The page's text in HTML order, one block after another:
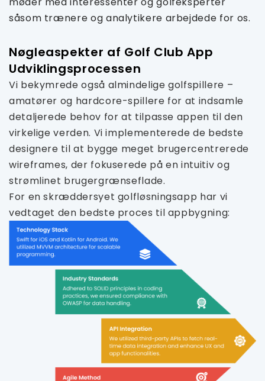
såsom trænere og analytikere arbejdede for os.
Nøgleaspekter af Golf Club App
Udviklingsprocessen
Vi bekymrede også almindelige golfspillere –
amatører og hardcore-spillere for at indsamle
detaljerede behov for at tilpasse appen til den
virkelige verden. Vi implementerede de bedste
designere til at bygge meget brugercentrerede
wireframes, der fokuserede på en intuitiv og
strømlinet brugergrænseflade.
For en skræddersyet golfløsningsapp har vi
vedtaget den bedste proces til appbygning: